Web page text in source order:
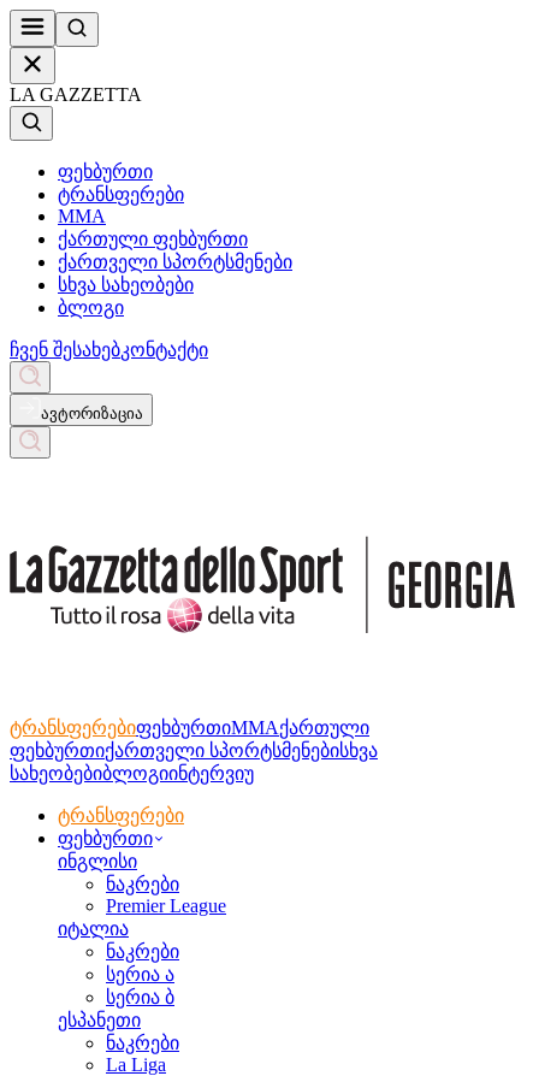
LA GAZZETTA
ფეხბურთი
ტრანსფერები
MMA
ქართული ფეხბურთი
ქართველი სპორტსმენები
სხვა სახეობები
ბლოგი
ჩვენ შესახებკონტაქტი
ავტორიზაცია
ტრანსფერებიფეხბურთიMMAქართული
ფეხბურთიქართველი სპორტსმენებისხვა
სახეობებიბლოგიინტერვიუ
ტრანსფერები
ფეხბურთი
ინგლისი
ნაკრები
Premier League
იტალია
ნაკრები
სერია ა
სერია ბ
ესპანეთი
ნაკრები
La Liga